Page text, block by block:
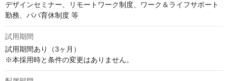
デザインセミナー、リモートワーク制度、ワーク＆ライフサポート
勤務、パパ育休制度 等
試用期間
試用期間あり（3ヶ月）
※本採用時と条件の変更はありません。